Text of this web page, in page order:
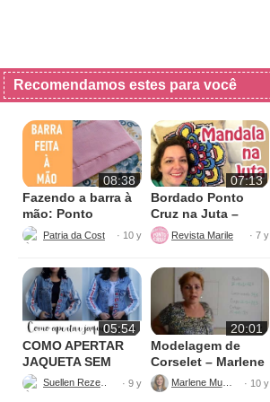
Recomendamos estes para você
08:38
Fazendo a barra à
mão: Ponto
escondido
· 10 y
07:13
Bordado Ponto
Cruz na Juta –
Fácil de Fazer
· 7 y
05:54
COMO APERTAR
JAQUETA SEM
MÁQUINA
Suellen Rezende · 9 y
20:01
Modelagem de
Corselet – Marlene
Mukai
Marlene Mukai · 10 y